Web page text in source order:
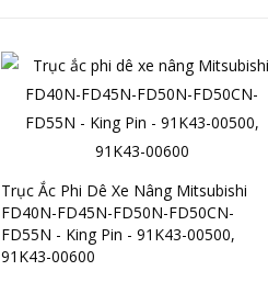
Trục Ắc Phi Dê Xe Nâng Mitsubishi
FD40N-FD45N-FD50N-FD50CN-
FD55N - King Pin - 91K43-00500,
91K43-00600